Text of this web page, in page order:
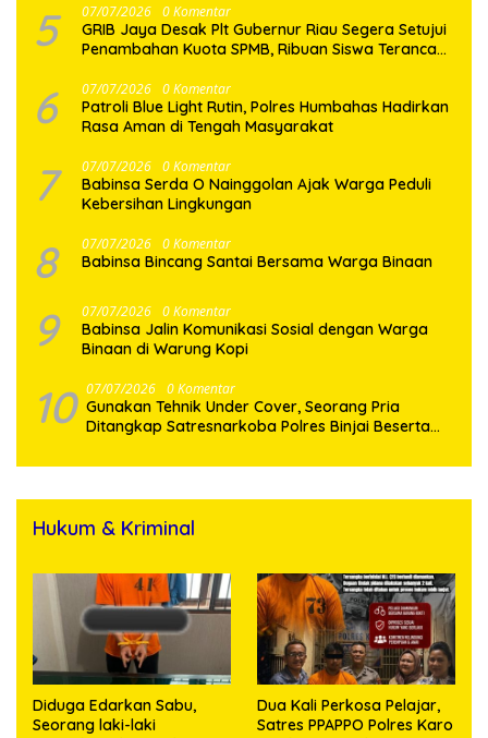
5 07/07/2026 0 Komentar
GRIB Jaya Desak Plt Gubernur Riau Segera Setujui
Penambahan Kuota SPMB, Ribuan Siswa Terancam
6 07/07/2026 0 Komentar
Patroli Blue Light Rutin, Polres Humbahas Hadirkan
Rasa Aman di Tengah Masyarakat
7 07/07/2026 0 Komentar
Babinsa Serda O Nainggolan Ajak Warga Peduli
Kebersihan Lingkungan
8 07/07/2026 0 Komentar
Babinsa Bincang Santai Bersama Warga Binaan
9 07/07/2026 0 Komentar
Babinsa Jalin Komunikasi Sosial dengan Warga
Binaan di Warung Kopi
10 07/07/2026 0 Komentar
Gunakan Tehnik Under Cover, Seorang Pria
Ditangkap Satresnarkoba Polres Binjai Beserta
Hukum & Kriminal
Diduga Edarkan Sabu,
Seorang laki-laki
Dua Kali Perkosa Pelajar,
Satres PPAPPO Polres Karo